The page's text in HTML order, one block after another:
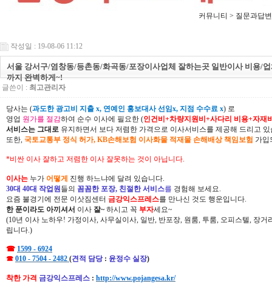
커뮤니티 > 질문과답변
작성일 : 19-08-06 11:12
서울 강서구/염창동/등촌동/화곡동/포장이사업체 잘하는곳 일반이사 비용/
까지 완벽하게~!
글쓴이 : 최고관리자
당사는 (과도한 광고비 지출 x, 연예인 홍보대사 선임x, 지점 수수료 x) 로
영업 원가를 절감하여 순수 이사에 필요한 (인건비+차량지원비+사다리 비용+자재
서비스는 그대로 유지하면서 보다 저렴한 가격으로 이사서비스를 제공해 드리고 있
또한, 국토교통부 정식 허가, KB손해보험 이사화물 적재물 손해배상 책임보험 가입
*비싼 이사 잘하고 저렴한 이사 잘못하는 것이 아닙니다.
이사는 누가 어떻게 진행 하느냐에 달려 있습니다.
30대 40대 작업원들의 꼼꼼한 포장, 친절한 서비스를 경험해 보세요.
요즘 불경기에 전문 이삿짐센터 금강익스프레스를 만나신 것도 행운입니다.
한 푼이라도 아끼셔서 이사 잘~ 하시고 꼭 부자세요~
(10년 이사 노하우! 가정이사, 사무실이사, 일반, 반포장, 원룸, 투룸, 오피스텔, 장
립니다.)
☎ 1599 - 6924
☎ 010 - 7504 - 2482 (견적 담당 : 윤정수 실장)
착한 가격 금강익스프레스 : http://www.pojangesa.kr/